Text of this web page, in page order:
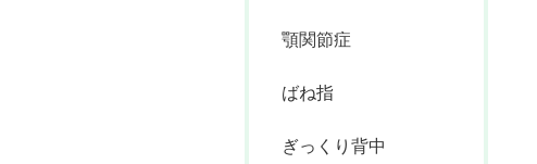
顎関節症
ばね指
ぎっくり背中